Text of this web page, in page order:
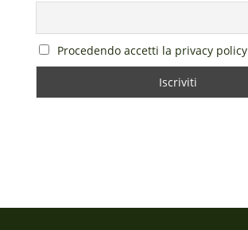
Procedendo accetti la privacy policy